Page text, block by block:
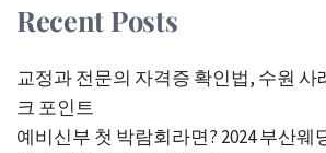
Recent Posts
교정과 전문의 자격증 확인법, 수원 사
크 포인트
예비신부 첫 박람회라면? 2024 부산웨